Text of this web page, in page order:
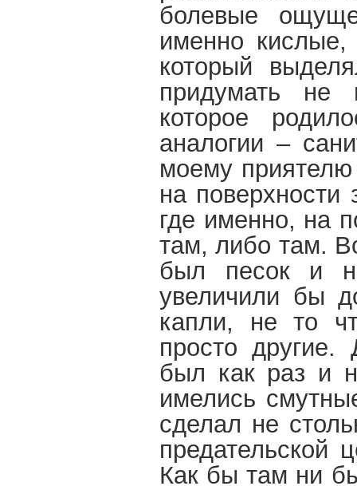
болевые
именно кислые,
который
придумать не
которое
аналогии –
моему
на
где именно, на
там, либо там.
был песок и
увеличили бы
капли, не то
просто
был как раз и
имелись
сделал не
предательской
Как бы там ни